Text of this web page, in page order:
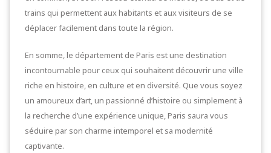
trains qui permettent aux habitants et aux visiteurs de se
déplacer facilement dans toute la région.
En somme, le département de Paris est une destination
incontournable pour ceux qui souhaitent découvrir une ville
riche en histoire, en culture et en diversité. Que vous soyez
un amoureux d’art, un passionné d’histoire ou simplement à
la recherche d’une expérience unique, Paris saura vous
séduire par son charme intemporel et sa modernité
captivante.